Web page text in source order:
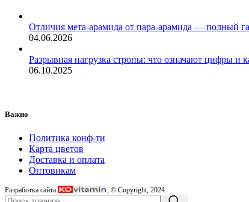
Отличия мета-арамида от пара-арамида — полный
04.06.2026
Разрывная нагрузка стропы: что означают цифры и
06.10.2025
Важно
Политика конф-ти
Карта цветов
Доставка и оплата
Оптовикам
Разработка сайта , © Copyright, 2024